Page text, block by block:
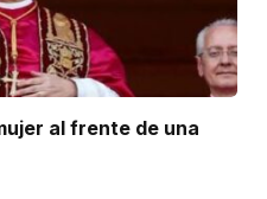
al frente de una